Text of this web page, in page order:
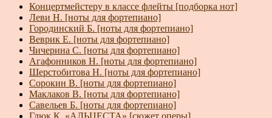
Концертмейстеру в классе флейты [подборка нот]
Леви Н. [ноты для фортепиано]
Городинский Б. [ноты для фортепиано]
Веврик Е. [ноты для фортепиано]
Чичерина С. [ноты для фортепиано]
Агафонников Н. [ноты для фортепиано]
Шерстобитова Н. [ноты для фортепиано]
Сорокин В. [ноты для фортепиано]
Маклаков В. [ноты для фортепиано]
Савельев Б. [ноты для фортепиано]
Глюк К. «АЛЬЦЕСТА» [сюжет оперы]